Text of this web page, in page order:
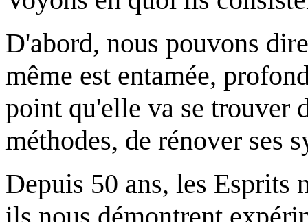
D'abord, nous pouvons
même est entamée,
point qu'elle va se trouver
méthodes, de rénover ses
Depuis 50 ans, les Esprits